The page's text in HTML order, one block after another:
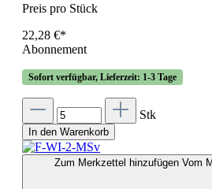
Preis pro Stück
22,28 €*
Abonnement
Sofort verfügbar, Lieferzeit: 1-3 Tage
Stk
In den Warenkorb
Zum Merkzettel hinzufügen Vom